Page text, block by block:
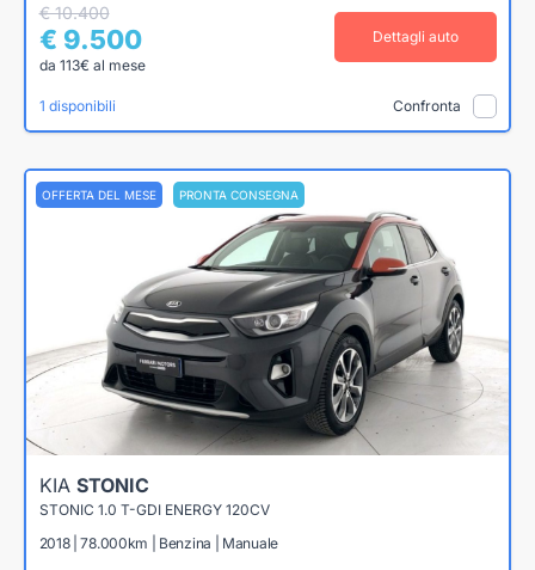
€ 10.400
€ 9.500
da 113€ al mese
Dettagli auto
1 disponibili Confronta
OFFERTA DEL MESE PRONTA CONSEGNA
KIA STONIC
STONIC 1.0 T-GDI ENERGY 120CV
2018 | 78.000km | Benzina | Manuale